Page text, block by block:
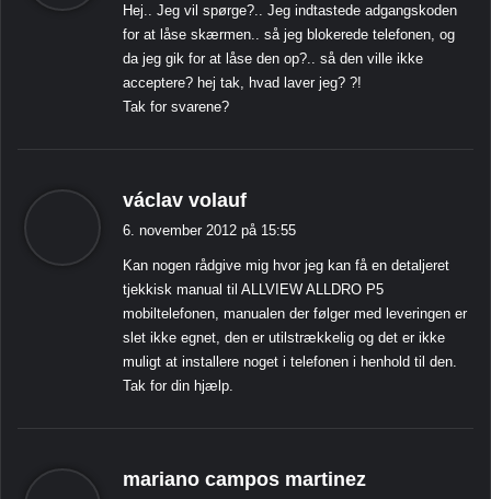
e
r
:
Hej.. Jeg vil spørge?.. Jeg indtastede adgangskoden
for at låse skærmen.. så jeg blokerede telefonen, og
da jeg gik for at låse den op?.. så den ville ikke
acceptere? hej tak, hvad laver jeg? ?!
Tak for svarene?
václav volauf
e
r
:
6. november 2012 på 15:55
Kan nogen rådgive mig hvor jeg kan få en detaljeret
tjekkisk manual til ALLVIEW ALLDRO P5
mobiltelefonen, manualen der følger med leveringen er
slet ikke egnet, den er utilstrækkelig og det er ikke
muligt at installere noget i telefonen i henhold til den.
Tak for din hjælp.
mariano campos martinez